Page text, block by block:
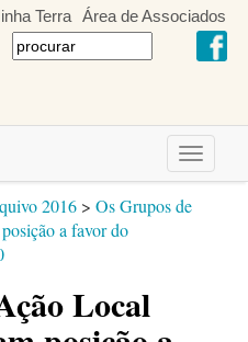
Terra Área de Associados
Toggle
2016 > Os Grupos de
a favor do
Local